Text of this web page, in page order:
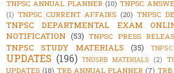
TNPSC ANNUAL PLANNER (10) TNPSC
(1) TNPSC CURRENT AFFAIRS (20) TNPSC
TNPSC DEPARTMENTAL EXAM
NOTIFICATION (53) TNPSC PRESS
TNPSC STUDY MATERIALS (35)
UPDATES (196) TNUSRB MATERIALS (2)
UPDATES (18) TRB ANNUAL PLANNER (7)